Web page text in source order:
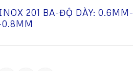
201 BA-ĐỘ DÀY: 0.6MM-